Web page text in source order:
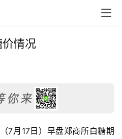
情况
7月17日）早盘郑商所白糖期